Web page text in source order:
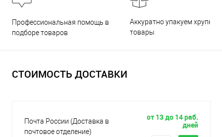
Профессиональная помощь в
подборе товаров
Аккуратно упакуем хрупкие
товары
СТОИМОСТЬ ДОСТАВКИ
Почта России (Доставка в
почтовое отделение)
от 13 до 14 раб.
дней